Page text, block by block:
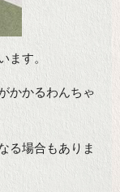
ます。
かかるわんちゃ
る場合もありま